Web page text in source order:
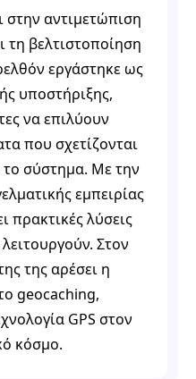
στην αντιμετώπιση
τη βελτιστοποίηση
εργάστηκε ως
υποστήριξης,
να επιλύουν
που σχετίζονται
το σύστημα. Με την
εμπειρίας
πρακτικές λύσεις
Στον
της αρέσει η
geocaching,
GPS στον
κόσμο.